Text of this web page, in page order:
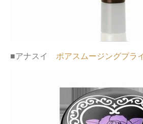
■アナスイ ポアスムージングプラ